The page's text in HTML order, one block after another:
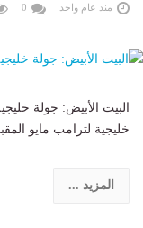
منذ عام واحد 0
البيت الأبيض: جولة
خليجية لترامب مايو
المزيد ...